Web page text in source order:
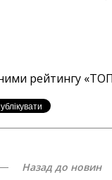
рейтингу
Назад до новин